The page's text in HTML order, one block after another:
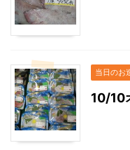
当日のお
10/10